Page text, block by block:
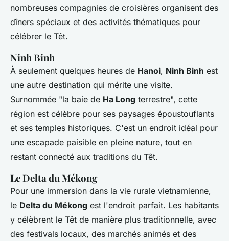
nombreuses compagnies de croisières organisent des
dîners spéciaux et des activités thématiques pour
célébrer le Têt.
Ninh Binh
À seulement quelques heures de Hanoi, Ninh Binh est
une autre destination qui mérite une visite.
Surnommée "la baie de Ha Long terrestre", cette
région est célèbre pour ses paysages époustouflants
et ses temples historiques. C'est un endroit idéal pour
une escapade paisible en pleine nature, tout en
restant connecté aux traditions du Têt.
Le Delta du Mékong
Pour une immersion dans la vie rurale vietnamienne,
le Delta du Mékong est l'endroit parfait. Les habitants
y célèbrent le Têt de manière plus traditionnelle, avec
des festivals locaux, des marchés animés et des